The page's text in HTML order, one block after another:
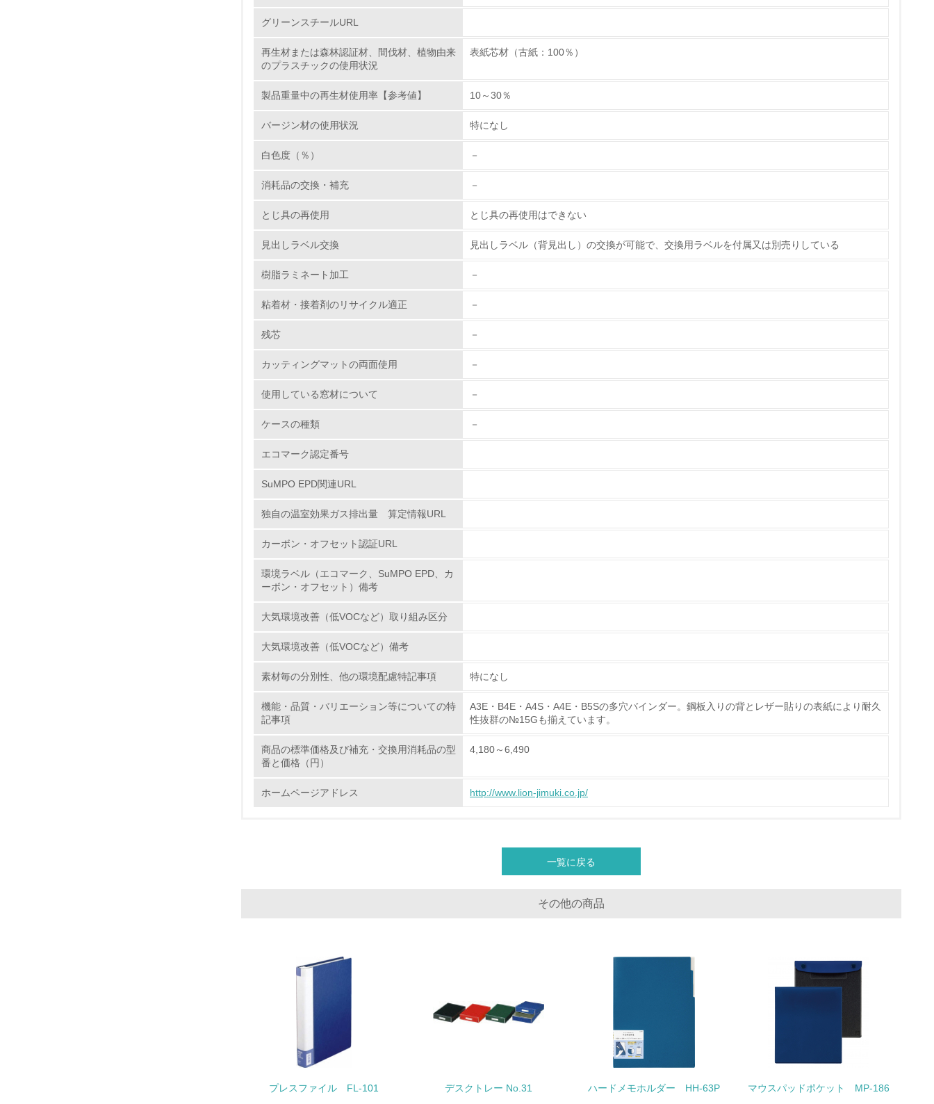
3. 環境問題に関する従業員教育を行っている
4. 自社に関係する主要な環境法規制を把握し、順守している
→ 導入している規格名 ISO 14001:2004, JIS Q 14001:2004
8. 第三者認証を取得している
9. <L1> 資源（投入原料、水等）とエネルギー（電力、重油、ガス）の使用量削減の取り組みを行っている
10. <L2> 資源とエネルギーの使用量の把握をし、具体的な削減目標や計画を立てている
15.
16. <L2> 環境負荷ができるだけ小さい物流を行っている
<L1> 化学物質の使用量及び外部（大気・水・土壌）への排出量削減の取り組みを行っている
<L1> 廃棄物の発生量の削減及びリサイクルの推進、適正処理を行っている
<L2> 発生する廃棄物の量と種類を把握し、具体的な削減・リサイクル目標や計画を立てている
グリーンスチールURL
再生材または森林認証材、間伐材、植物由来
のプラスチックの使用状況
表紙芯材（古紙：100％）
製品重量中の再生材使用率【参考値】 10～30％
バージン材の使用状況 特になし
白色度（％） －
消耗品の交換・補充 －
とじ具の再使用 とじ具の再使用はできない
見出しラベル交換 見出しラベル（背見出し）の交換が可能で、交換用ラベルを付属又は別売りしている
樹脂ラミネート加工 －
粘着材・接着剤のリサイクル適正 －
残芯 －
カッティングマットの両面使用 －
使用している窓材について －
ケースの種類 －
エコマーク認定番号
SuMPO EPD関連URL
独自の温室効果ガス排出量 算定情報URL
カーボン・オフセット認証URL
環境ラベル（エコマーク、SuMPO EPD、カ
ーボン・オフセット）備考
大気環境改善（低VOCなど）取り組み区分
大気環境改善（低VOCなど）備考
素材毎の分別性、他の環境配慮特記事項 特になし
機能・品質・バリエーション等についての特
記事項
A3E・B4E・A4S・A4E・B5Sの多穴バインダー。鋼板入りの背とレザー貼りの表紙により耐久
性抜群の№15Gも揃えています。
商品の標準価格及び補充・交換用消耗品の型
番と価格（円）
4,180～6,490
ホームページアドレス http://www.lion-jimuki.co.jp/
一覧に戻る
その他の商品
プレスファイル FL-101 デスクトレー No.31 ハードメモホルダー HH-63P マウスパッドポケット MP-186